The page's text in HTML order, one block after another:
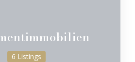
6 Listings